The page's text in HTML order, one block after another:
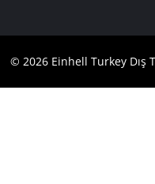
Uyumluluk
YouТube
© 2026 Einhell Turkey Dış